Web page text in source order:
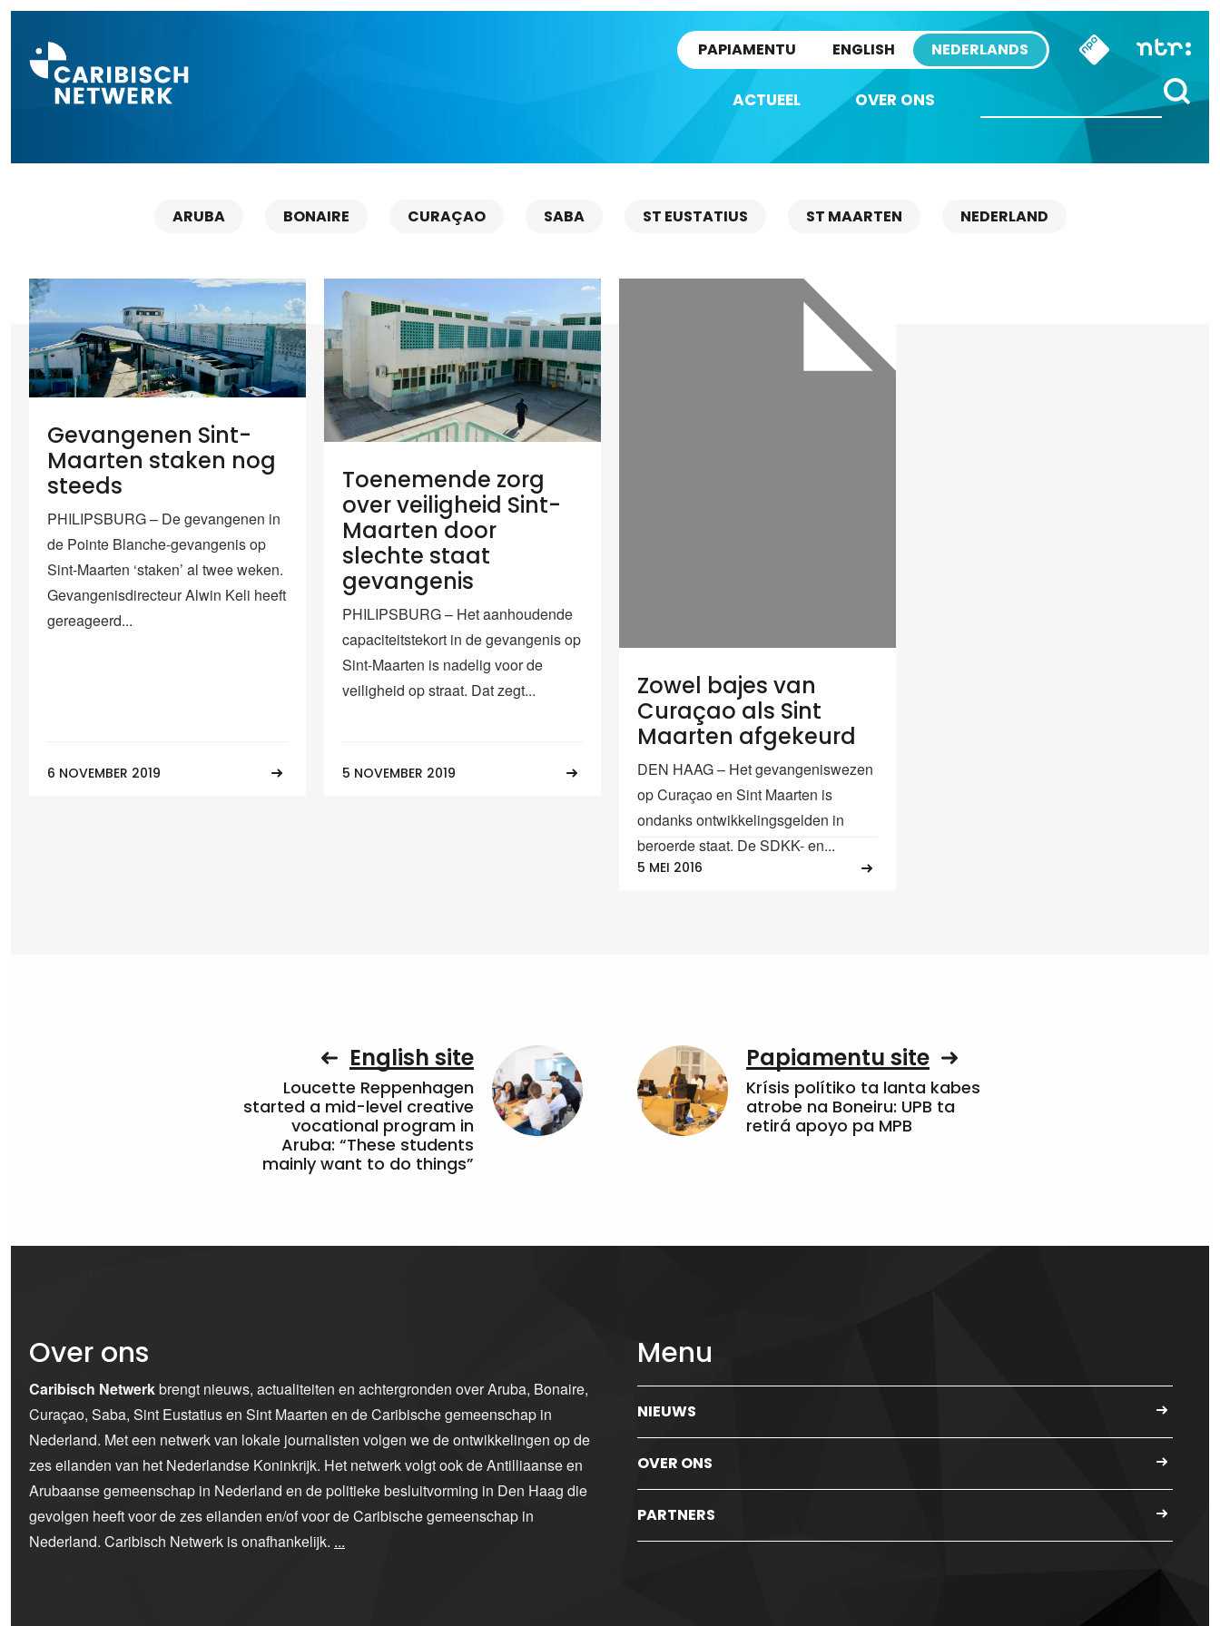
PAPIAMENTU ENGLISH NEDERLANDS
ACTUEEL OVER ONS
ARUBA BONAIRE CURAÇAO SABA ST EUSTATIUS ST MAARTEN NEDERLAND
Gevangenen Sint-
Maarten staken nog
steeds
PHILIPSBURG – De gevangenen in
de Pointe Blanche-gevangenis op
Sint-Maarten ‘staken’ al twee weken.
Gevangenisdirecteur Alwin Keli heeft
gereageerd...
6 NOVEMBER 2019
Toenemende zorg
over veiligheid Sint-
Maarten door
slechte staat
gevangenis
PHILIPSBURG – Het aanhoudende
capaciteitstekort in de gevangenis op
Sint-Maarten is nadelig voor de
veiligheid op straat. Dat zegt...
5 NOVEMBER 2019
Zowel bajes van
Curaçao als Sint
Maarten afgekeurd
DEN HAAG – Het gevangeniswezen
op Curaçao en Sint Maarten is
ondanks ontwikkelingsgelden in
beroerde staat. De SDKK- en...
5 MEI 2016
English site
Loucette Reppenhagen
started a mid-level creative
vocational program in
Aruba: “These students
mainly want to do things”
Papiamentu site
Krísis polítiko ta lanta kabes
atrobe na Boneiru: UPB ta
retirá apoyo pa MPB
Over ons
Caribisch Netwerkbrengt nieuws, actualiteiten en achtergronden over Aruba, Bonaire,
Curaçao, Saba, Sint Eustatius en Sint Maarten en de Caribische gemeenschap in
Nederland. Met een netwerk van lokale journalisten volgen we de ontwikkelingen op de
zes eilanden van het Nederlandse Koninkrijk. Het netwerk volgt ook de Antilliaanse en
Arubaanse gemeenschap in Nederland en de politieke besluitvorming in Den Haag die
gevolgen heeft voor de zes eilanden en/of voor de Caribische gemeenschap in
Nederland. Caribisch Netwerk is onafhankelijk. ...
Menu
NIEUWS
OVER ONS
PARTNERS